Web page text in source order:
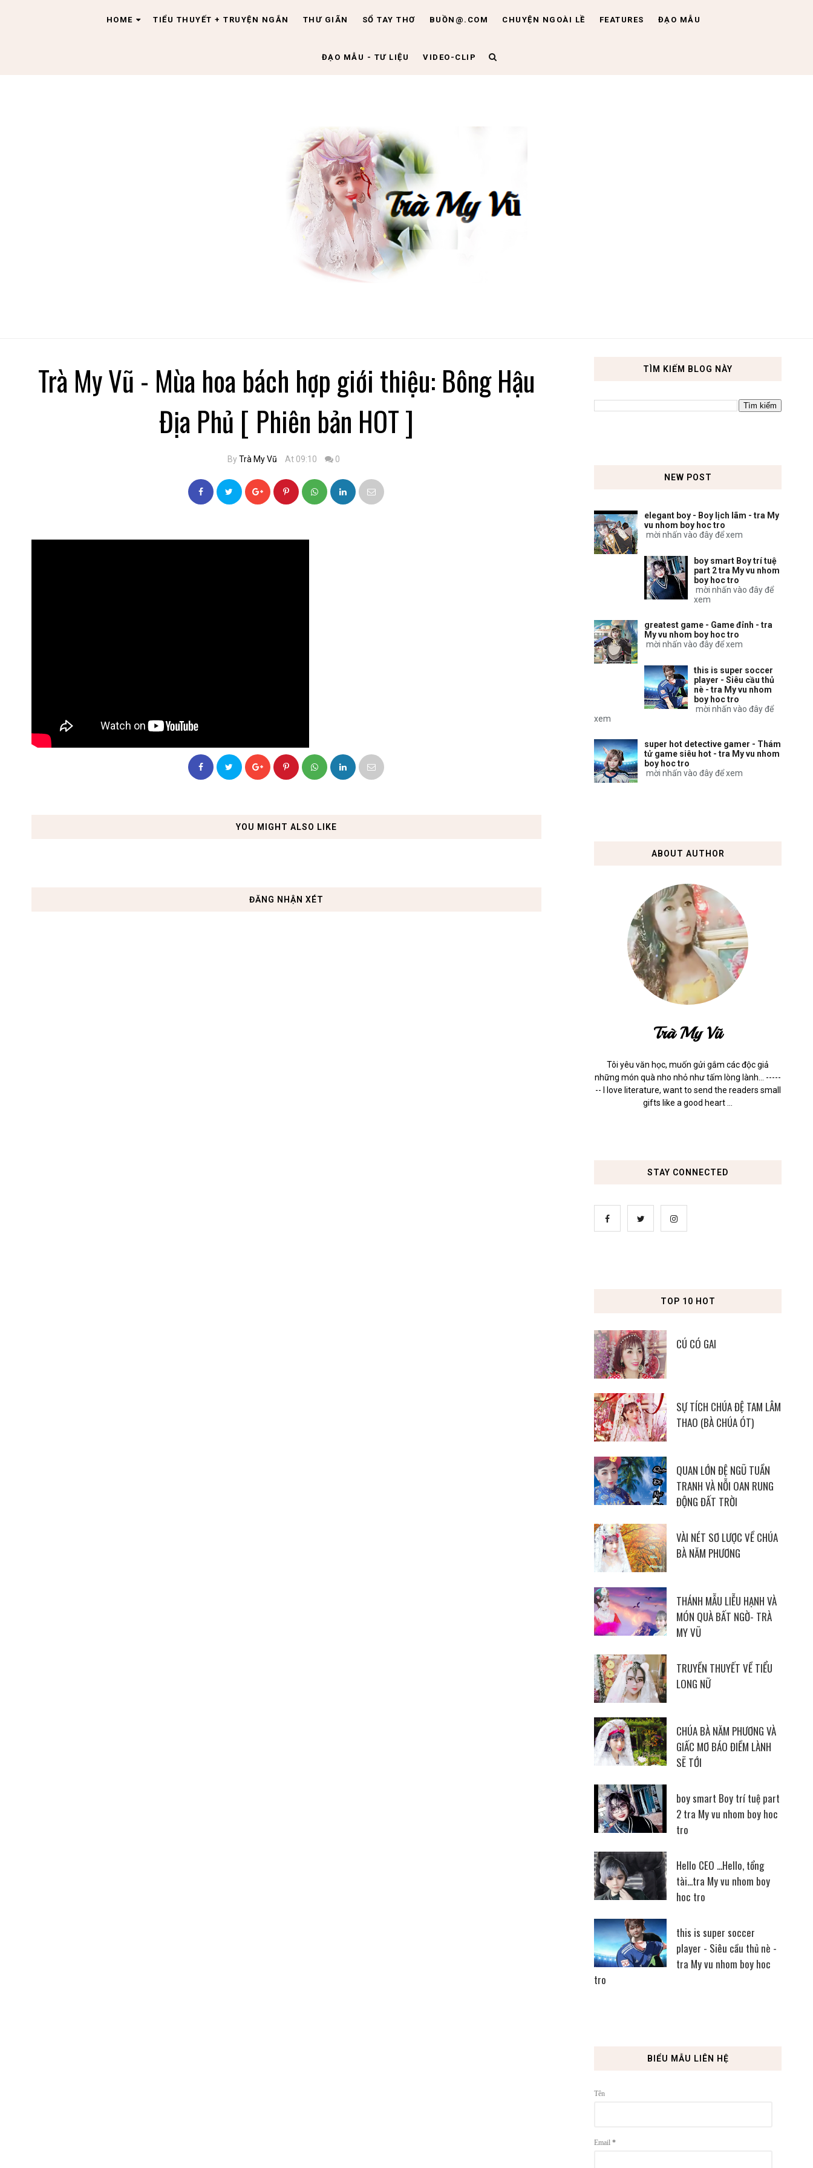
HOME TIỂU THUYẾT + TRUYỆN NGẮN THƯ GIÃN SỔ TAY THƠ BUỒN@.COM CHUYỆN NGOÀI LỀ FEATURES ĐẠO MẪU
ĐẠO MẪU - TƯ LIỆU VIDEO-CLIP
Trà My Vũ - Mùa hoa bách hợp giới thiệu: Bông Hậu
Địa Phủ [ Phiên bản HOT ]
ByTrà My Vũ At 09:10 0
YOU MIGHT ALSO LIKE
ĐĂNG NHẬN XÉT
TÌM KIẾM BLOG NÀY
NEW POST
elegant boy - Boy lịch lãm - tra My
vu nhom boy hoc tro
mời nhấn vào đây để xem
boy smart Boy trí tuệ
part 2 tra My vu nhom
boy hoc tro
mời nhấn vào đây để
xem
greatest game - Game đỉnh - tra
My vu nhom boy hoc tro
mời nhấn vào đây để xem
this is super soccer
player - Siêu cầu thủ
nè - tra My vu nhom
boy hoc tro
mời nhấn vào đây để
xem
super hot detective gamer - Thám
tử game siêu hot - tra My vu nhom
boy hoc tro
mời nhấn vào đây để xem
ABOUT AUTHOR
Trà My Vũ
Tôi yêu văn học, muốn gửi gắm các độc giả
những món quà nho nhỏ như tấm lòng lành... -----
-- I love literature, want to send the readers small
gifts like a good heart ...
STAY CONNECTED
TOP 10 HOT
CÚ CÓ GAI
SỰ TÍCH CHÚA ĐỆ TAM LÂM
THAO (BÀ CHÚA ÓT)
QUAN LỚN ĐỆ NGŨ TUẦN
TRANH VÀ NỖI OAN RUNG
ĐỘNG ĐẤT TRỜI
VÀI NÉT SƠ LƯỢC VỀ CHÚA
BÀ NĂM PHƯƠNG
THÁNH MẪU LIỄU HẠNH VÀ
MÓN QUÀ BẤT NGỜ- TRÀ
MY VŨ
TRUYỀN THUYẾT VỀ TIỂU
LONG NỮ
CHÚA BÀ NĂM PHƯƠNG VÀ
GIẤC MƠ BÁO ĐIỀM LÀNH
SẼ TỚI
boy smart Boy trí tuệ part
2 tra My vu nhom boy hoc
tro
Hello CEO ...Hello, tổng
tài...tra My vu nhom boy
hoc tro
this is super soccer
player - Siêu cầu thủ nè -
tra My vu nhom boy hoc
tro
BIỂU MẪU LIÊN HỆ
Tên
Email *